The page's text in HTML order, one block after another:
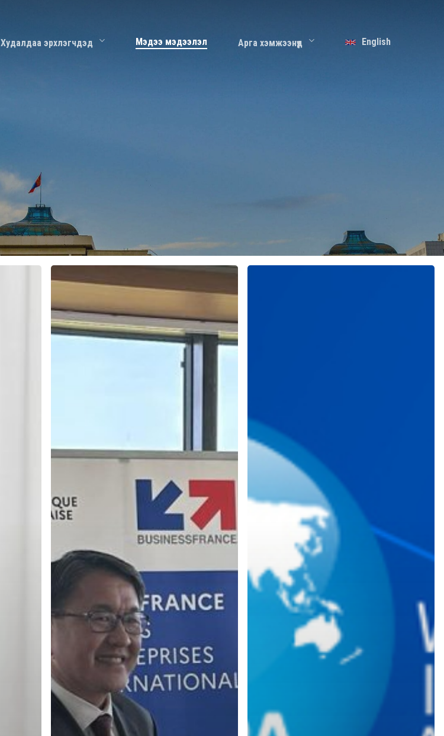
Худалдаа эрхлэгчдэд Мэдээ мэдээлэл Арга хэмжээнүүд English